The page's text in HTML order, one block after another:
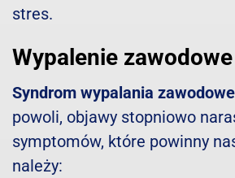
stres.
Wypalenie
Syndrom wypalania
powoli, objawy stopniowo
symptomów, które powinny
należy: